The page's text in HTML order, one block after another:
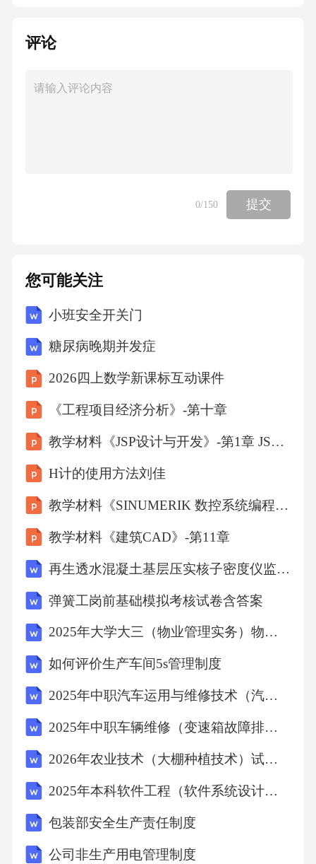
的区域应设置明显的警示标志，严禁无关人员
查，确保储存安全。2.危险化学品使用管理严格
学品的领用应严格履行审批手续，限量领用，
做到用多少领多少，剩余的危险化学品应及时
废弃物管理喷漆房产生的危险化学品废弃物应
分类收集，妥善存放。危险化学品废弃物应由
有资质的单位进行处理，严禁私自处置。对危
查阅。六、喷漆房安全检查与隐患排查治理1.安
全检查安全管理部门应定期组织对喷漆房进行
安全检查，喷漆房主管应每日进行安全巡查。
安全检查内容包括通风设备、消防器材、电气
全检查应做好记录，对检查中发现的问题应及
时下达整改通知书，明确整改责任人、整改措
施和整改期限。2.隐患排查治理对安全检查中发
现的安全隐患，应立即进行整改。对于一般安
全隐患，整改责任人应在规定期限内完成整
改，并将整改情况报告喷漆房主管。对于重大
安全隐患，应立即停止喷漆房的作业，采取有
效的防范措施，并及时向上级主管部门报告。
改情况进行详细记录，做到有据可查。七、喷
漆房员工安全培训教育1.培训教育计划安全管理
部门应制定喷漆房员工年度安全培训教育计
划，明确培训教育的内容和时间安排。培训教
育计划应根据员工的岗位特点和实际需求进行
制定，确保培训教育的针对性和实效性。2.培训
评论
0/150 提交
您可能关注
小班安全开关门
糖尿病晚期并发症
2026四上数学新课标互动课件
《工程项目经济分析》-第十章
教学材料《JSP设计与开发》-第1章 JSP概述
H计的使用方法刘佳
教学材料《SINUMERIK 数控系统编程》-4
教学材料《建筑CAD》-第11章
再生透水混凝土基层压实核子密度仪监理细则
弹簧工岗前基础模拟考核试卷含答案
2025年大学大三（物业管理实务）物业维修基金管理综合测试试题及答案
如何评价生产车间5s管理制度
2025年中职汽车运用与维修技术（汽车保养）试题及答案
2025年中职车辆维修（变速箱故障排查进阶）试题及答案
2026年农业技术（大棚种植技术）试题及答案
2025年本科软件工程（软件系统设计）试题及答案
包装部安全生产责任制度
公司非生产用电管理制度